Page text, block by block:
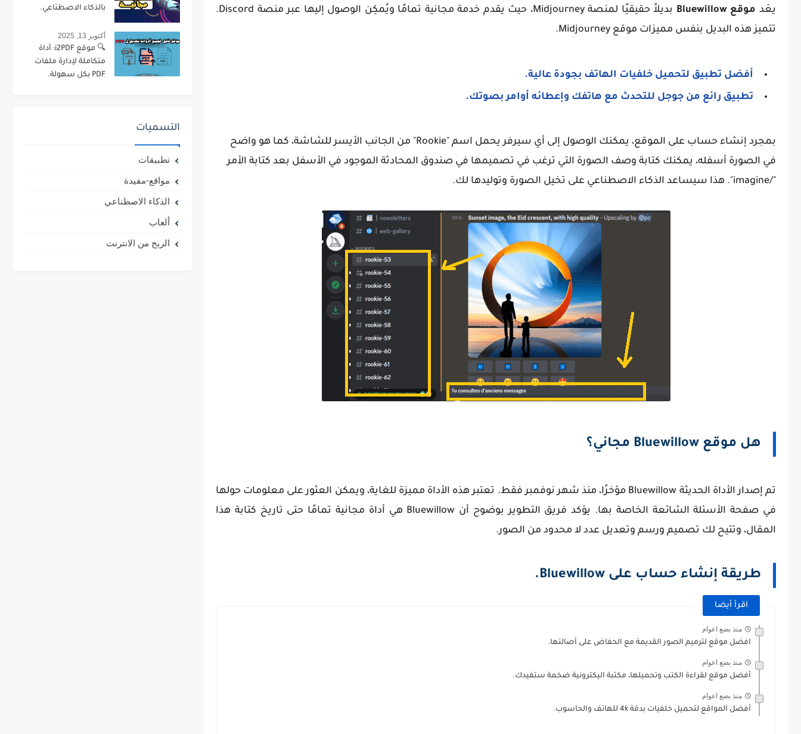
يعَد موقع Bluewillow
بديلاً حقيقيًا لمنصة Midjourney، حيث يقدم خدمة مجانية تمامًا ويُمكِن الوصول إليها عبر منصة Discord.
تتميز هذه البديل بنفس مميزات موقع Midjourney.
أفضل تطبيق لتحميل خلفيات الهاتف بجودة عالية.
تطبيق رائع من جوجل للتحدث مع هاتفك وإعطائه أوامر بصوتك.
بمجرد إنشاء حساب على الموقع، يمكنك الوصول إلى أي سيرفر يحمل اسم "Rookie" من الجانب الأيسر للشاشة، كما هو واضح
في الصورة أسفله، يمكنك كتابة وصف الصورة التي ترغب في تصميمها في صندوق المحادثة الموجود في الأسفل بعد كتابة الأمر
"/imagine". هذا سيساعد الذكاء الاصطناعي على تخيل الصورة وتوليدها لك.
هل موقع Bluewillow مجاني؟
تم إصدار الأداة الحديثة Bluewillow مؤخرًا، منذ شهر نوفمبر فقط. تعتبر هذه الأداة مميزة للغاية، ويمكن العثور على معلومات حولها
في صفحة الأسئلة الشائعة الخاصة بها. يؤكد فريق التطوير بوضوح أن Bluewillow هي أداة مجانية تمامًا حتى تاريخ كتابة هذا
المقال، وتتيح لك تصميم ورسم وتعديل عدد لا محدود من الصور.
طريقة إنشاء حساب على Bluewillow.
اقرأ أيضا
منذ بضع اعوام
افضل موقع لترميم الصور القديمة مع الحفاض على أصالتها.
منذ بضع اعوام
أفضل موقع لقراءة الكتب وتحميلها، مكتبة اليكترونية ضخمة ستفيدك.
منذ بضع اعوام
أفضل المواقع لتحميل خلفيات بدقة 4k للهاتف والحاسوب.
بالذكاء الاصطناعي.
أكتوبر 13, 2025
🔍 موقع i2PDF: أداة
متكاملة لإدارة ملفات
PDF بكل سهولة.
التسميات
تطبيقات
مواقع-مفيدة
الذكاء الاصطناعي
ألعاب
الربح من الانترنت